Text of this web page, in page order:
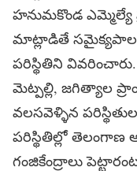
హనుమకొండ
మాట్లాడితే
పరిస్థితిని
మెట్పల్లి, జగిత్యాల
వలసవెళ్ళిన
పరిస్థితిల్లో
గంజికేంద్రాలు